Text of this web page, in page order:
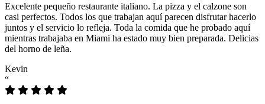
Excelente pequeño restaurante italiano. La pizza y el calzone son
casi perfectos. Todos los que trabajan aquí parecen disfrutar hacerlo
juntos y el servicio lo refleja. Toda la comida que he probado aquí
mientras trabajaba en Miami ha estado muy bien preparada. Delicias
del horno de leña.
Kevin
“